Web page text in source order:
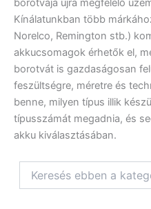
borotvája újra megfelelő
Kínálatunkban több
Norelco, Remington stb.)
akkucsomagok érhetők el,
borotvát is gazdaságosan
feszültségre, méretre és
benne, milyen típus illik
típusszámát megadnia, és
akku kiválasztásában.